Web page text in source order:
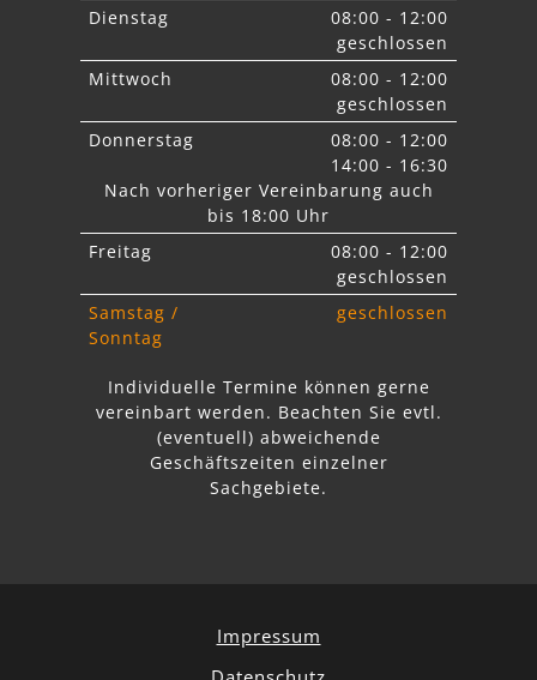
Dienstag
08:00 - 12:00
geschlossen
Mittwoch
08:00 - 12:00
geschlossen
Donnerstag
08:00 - 12:00
14:00 - 16:30
Nach vorheriger Vereinbarung auch
bis 18:00 Uhr
Freitag
08:00 - 12:00
geschlossen
Samstag /
Sonntag
geschlossen
Individuelle Termine können gerne
vereinbart werden. Beachten Sie evtl.
abweichende
Geschäftszeiten einzelner
Sachgebiete.
Impressum